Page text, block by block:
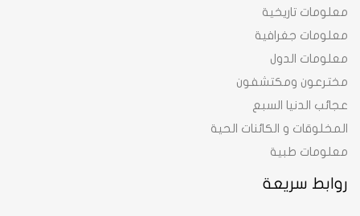
روابط سريعة
معلومات تاريخية
معلومات جغرافية
معلومات الدول
مخترعون ومكتشفون
عجائب الدنيا السبع
المخلوقات و الكائنات الحية
معلومات طبية